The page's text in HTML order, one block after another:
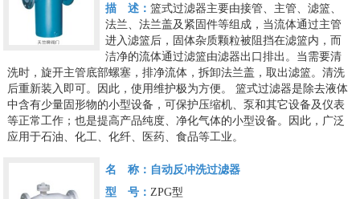
描 述：篮式过滤器主要由接管、主管、滤篮、
法兰、法兰盖及紧固件等组成，当流体通过主管
进入滤篮后，固体杂质颗粒被阻挡在滤篮内，而
洁净的流体通过滤篮由滤器出口排出。当需要清
洗时，旋开主管底部螺塞，排净流体，拆卸法兰盖，取出滤篮。清洗
后重新装入即可。因此，使用维护极为方便。篮式过滤器是除去液体
中含有少量固形物的小型设备，可保护压缩机、泵和其它设备及仪表
等正常工作；也是提高产品纯度、净化气体的小型设备。因此，广泛
应用于石油、化工、化纤、医药、食品等工业。
名 称： 自动反冲洗过滤器
型 号： ZPG型